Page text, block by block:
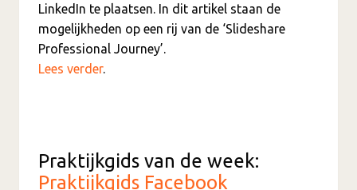
LinkedIn te plaatsen. In dit artikel staan de
mogelijkheden op een rij van de ‘Slideshare
Professional Journey’.
Lees verder.
Praktijkgids van de week:
Praktijkgids Facebook